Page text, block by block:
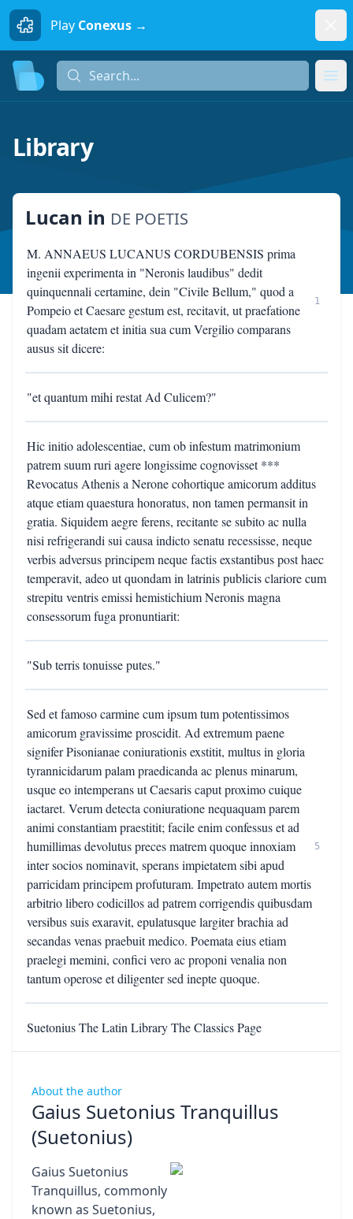
Play Conexus →
Search...
Library
Lucan in DE POETIS
M. ANNAEUS LUCANUS CORDUBENSIS prima
ingenii experimenta in "Neronis laudibus" dedit
quinquennali certamine, dein "Civile Bellum," quod a
Pompeio et Caesare gestum est, recitavit, ut praefatione
quadam aetatem et initia sua cum Vergilio comparans
ausus sit dicere:
1
"et quantum mihi restat Ad Culicem?"
Hic initio adolescentiae, cum ob infestum matrimonium
patrem suum ruri agere longissime cognovisset ***
Revocatus Athenis a Nerone cohortique amicorum additus
atque etiam quaestura honoratus, non tamen permansit in
gratia. Siquidem aegre ferens, recitante se subito ac nulla
nisi refrigerandi sui causa indicto senatu recessisse, neque
verbis adversus principem neque factis exstantibus post haec
temperavit, adeo ut quondam in latrinis publicis clariore cum
strepitu ventris emissi hemistichium Neronis magna
consessorum fuga pronuntiarit:
"Sub terris tonuisse putes."
Sed et famoso carmine cum ipsum tum potentissimos
amicorum gravissime proscidit. Ad extremum paene
signifer Pisonianae coniurationis exstitit, multus in gloria
tyrannicidarum palam praedicanda ac plenus minarum,
usque eo intemperans ut Caesaris caput proximo cuique
iactaret. Verum detecta coniuratione nequaquam parem
animi constantiam praestitit; facile enim confessus et ad
humillimas devolutus preces matrem quoque innoxiam
inter socios nominavit, sperans impietatem sibi apud
parricidam principem profuturam. Impetrato autem mortis
arbitrio libero codicillos ad patrem corrigendis quibusdam
versibus suis exaravit, epulatusque largiter brachia ad
secandas venas praebuit medico. Poemata eius etiam
praelegi memini, confici vero ac proponi venalia non
tantum operose et diligenter sed inepte quoque.
5
Suetonius The Latin Library The Classics Page
About the author
Gaius Suetonius Tranquillus
(Suetonius)
Gaius Suetonius
Tranquillus, commonly
known as Suetonius,